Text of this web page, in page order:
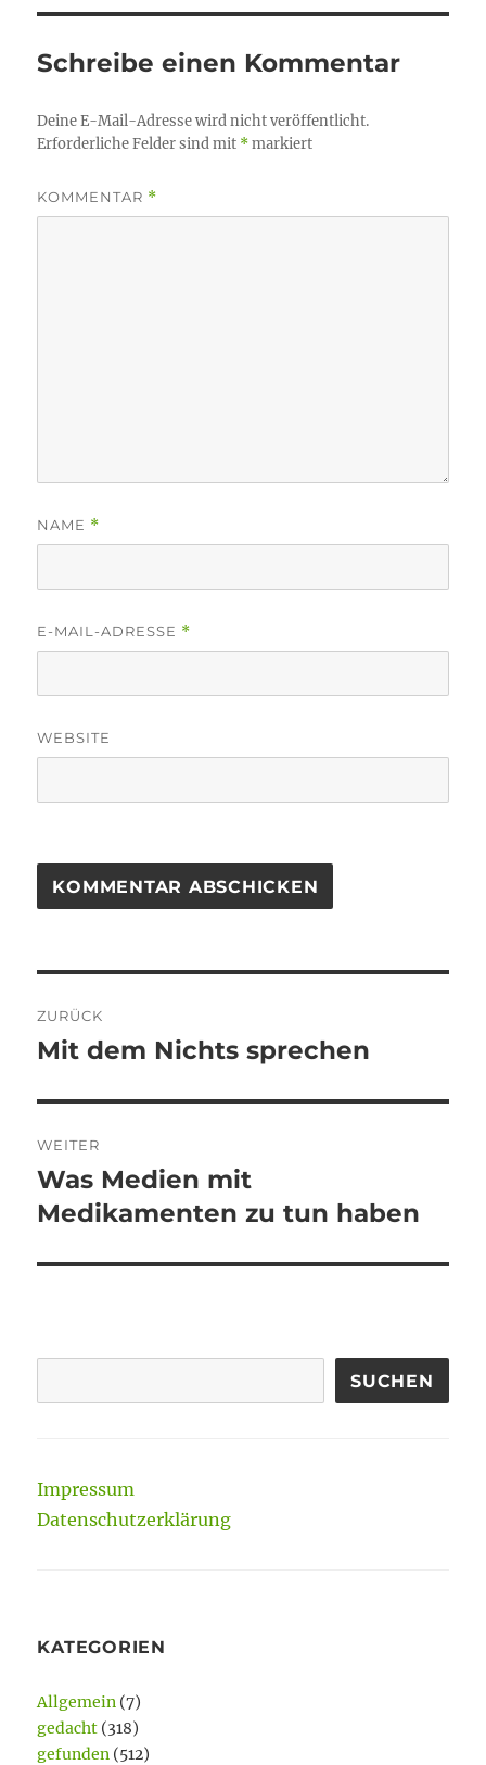
Schreibe einen Kommentar
Deine E-Mail-Adresse wird nicht veröffentlicht.
Erforderliche Felder sind mit *markiert
KOMMENTAR *
NAME *
E-MAIL-ADRESSE *
WEBSITE
ZURÜCK
Vorheriger
Mit dem Nichts sprechen
WEITER
Nächster
Beitrag:
Was Medien mit
Medikamenten zu tun haben
SUCHEN
Impressum
Datenschutzerklärung
KATEGORIEN
Allgemein (7)
gedacht (318)
gefunden (512)